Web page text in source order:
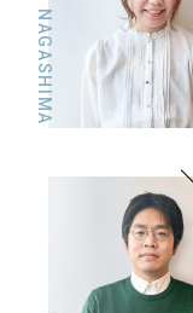
NAGASHIMA